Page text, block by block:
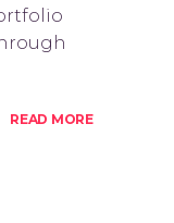
READ MORE